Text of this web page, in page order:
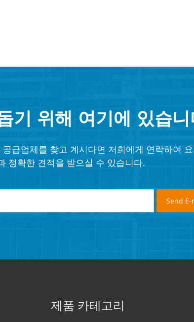
기 위해 여기에 있습
급업체를 찾고 계시다면 저희에게 연락하여
정확한 견적을 받으실 수 있습니다.
제품 카테고리